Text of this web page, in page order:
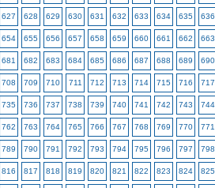
627 628 629 630 631 632 633 634 635 636
654 655 656 657 658 659 660 661 662 663
681 682 683 684 685 686 687 688 689 690
708 709 710 711 712 713 714 715 716 717
735 736 737 738 739 740 741 742 743 744
762 763 764 765 766 767 768 769 770 771
789 790 791 792 793 794 795 796 797 798
816 817 818 819 820 821 822 823 824 825